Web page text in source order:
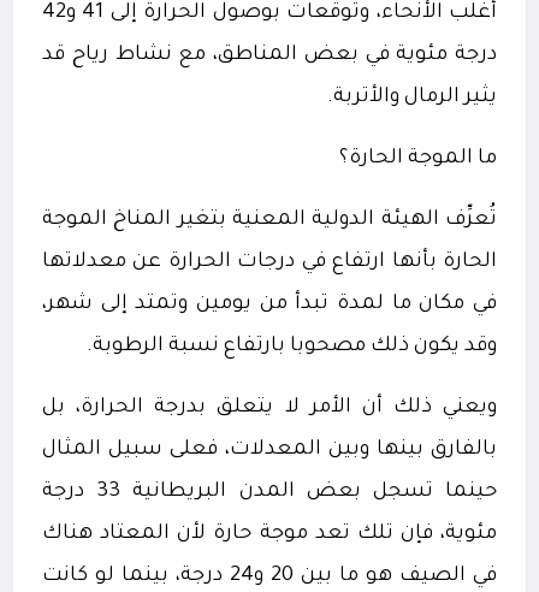
أغلب الأنحاء، وتوقعات بوصول الحرارة إلى 41 و42
درجة مئوية في بعض المناطق، مع نشاط رياح قد
يثير الرمال والأتربة.
ما الموجة الحارة؟
تُعرِّف الهيئة الدولية المعنية بتغير المناخ الموجة
الحارة بأنها ارتفاع في درجات الحرارة عن معدلاتها
في مكان ما لمدة تبدأ من يومين وتمتد إلى شهر،
وقد يكون ذلك مصحوبا بارتفاع نسبة الرطوبة.
ويعني ذلك أن الأمر لا يتعلق بدرجة الحرارة، بل
بالفارق بينها وبين المعدلات، فعلى سبيل المثال
حينما تسجل بعض المدن البريطانية 33 درجة
مئوية، فإن تلك تعد موجة حارة لأن المعتاد هناك
في الصيف هو ما بين 20 و24 درجة، بينما لو كانت